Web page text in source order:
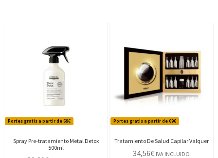
Portes gratis a partir de 69€
Spray Pre-tratamiento Metal Detox
500ml
Portes gratis a partir de 69€
Tratamiento De Salud Capilar Valquer
34,56€ IVA INCLUIDO